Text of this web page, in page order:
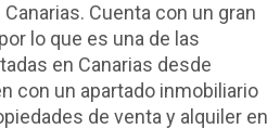
Cuenta con un gran
lo que es una de las
en Canarias desde
con un apartado inmobiliario
de venta y alquiler en